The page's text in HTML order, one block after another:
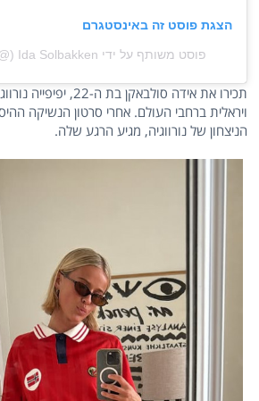
הצגת פוסט זה באינסטגרם
פוסט משותף על ידי ‏‎Ida Solbakken‎‏ (@‏‎ida_solbakken‎‏)
תכירו את אידה סולבאקן
ויראלית ברחבי העולם. אחרי סרטון הנשיקה
הניצחון של נורווגיה, מגיע הרגע שלה.